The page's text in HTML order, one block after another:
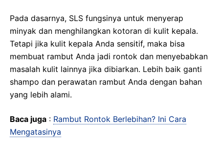
Pada dasarnya, SLS fungsinya untuk menyerap
minyak dan menghilangkan kotoran di kulit kepala.
Tetapi jika kulit kepala Anda sensitif, maka bisa
membuat rambut Anda jadi rontok dan menyebabkan
masalah kulit lainnya jika dibiarkan. Lebih baik ganti
shampo dan perawatan rambut Anda dengan bahan
yang lebih alami.
Baca juga : Rambut Rontok Berlebihan? Ini Cara
Mengatasinya